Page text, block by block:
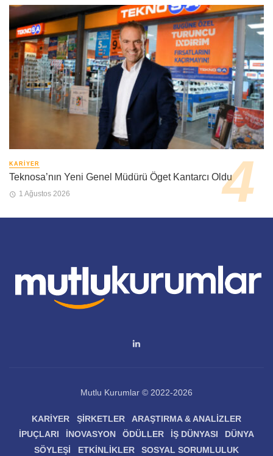
KARIYER
Teknosa’nın Yeni Genel Müdürü Öget Kantarcı Oldu
1 Ağustos 2026
Mutlu Kurumlar © 2022-2026
KARIYER ŞIRKETLER
ARAŞTIRMA & ANALIZLER
İPUÇLARI
İNOVASYON ÖDÜLLER İŞ DÜNYASI
DÜNYA
SÖYLEŞI
ETKINLIKLER SOSYAL SORUMLULUK